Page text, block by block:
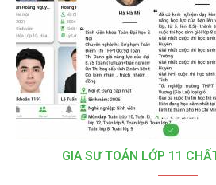
GIA SƯ TOÁN LỚP 11